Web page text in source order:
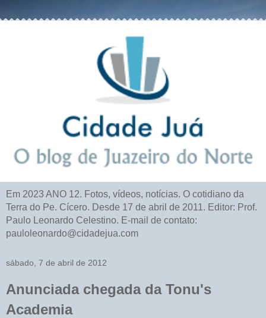
Em 2023 ANO 12. Fotos, vídeos, notícias. O cotidiano da
Terra do Pe. Cícero. Desde 17 de abril de 2011. Editor: Prof.
Paulo Leonardo Celestino. E-mail de contato:
pauloleonardo@cidadejua.com
sábado, 7 de abril de 2012
Anunciada chegada da Tonu's
Academia